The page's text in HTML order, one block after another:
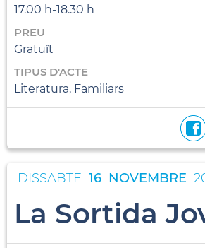
17.00 h-18.30 h
PREU
Gratuït
TIPUS D'ACTE
Literatura, Familiars
DISSABTE 16 NOVEMBRE
La Sortida